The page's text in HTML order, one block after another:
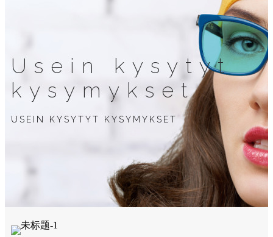
Usein kysytyt
kysymykset
USEIN KYSYTYT KYSYMYKSET